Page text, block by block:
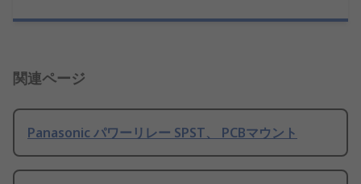
関連ページ
Panasonic パワーリレー SPST、 PCBマウント